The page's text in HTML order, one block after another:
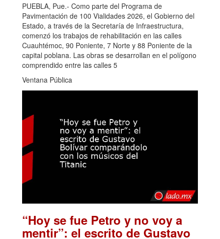
PUEBLA, Pue.- Como parte del Programa de
Pavimentación de 100 Vialidades 2026, el Gobierno del
Estado, a través de la Secretaría de Infraestructura,
comenzó los trabajos de rehabilitación en las calles
Cuauhtémoc, 90 Poniente, 7 Norte y 88 Poniente de la
capital poblana. Las obras se desarrollan en el polígono
comprendido entre las calles 5
Ventana Pública
“Hoy se fue Petro y no voy a
mentir”: el escrito de Gustavo